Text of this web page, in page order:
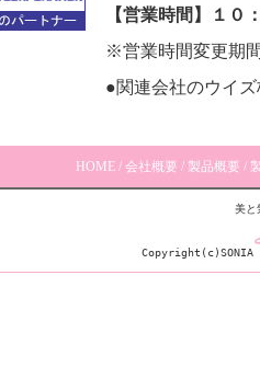
【営業時間】１
※営業時間変更期
●関連会社のウイ
HOME / 会社概要 / 製品概要 /
美と
Copyright(c)SONIA